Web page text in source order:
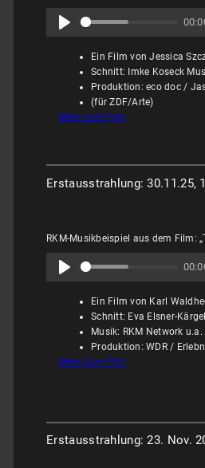
Ein Film von Jessica
Schnitt: Imke Koseck
Produktion: eco doc /
(für ZDF/Arte)
Mehr zum Film
Erstausstrahlung: 30.11.25,
RKM-Musikbeispiel aus dem Film:
Ein Film von Karl
Schnitt: Eva Elsner-Kärgel
Musik: RKM Network u.a.
Produktion: WDR /
Mehr zum Film
Erstausstrahlung: 23. Nov.